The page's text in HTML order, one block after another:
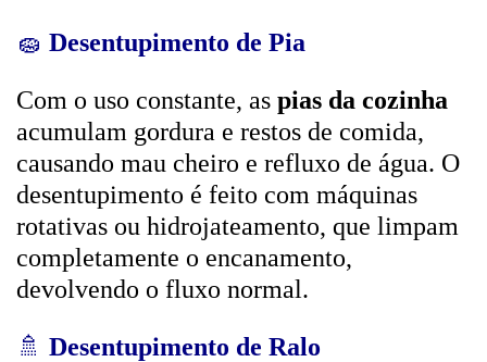
🧽 Desentupimento de Pia
Com o uso constante, as pias da cozinha
acumulam gordura e restos de comida,
causando mau cheiro e refluxo de água. O
desentupimento é feito com máquinas
rotativas ou hidrojateamento, que limpam
completamente o encanamento,
devolvendo o fluxo normal.
🚿 Desentupimento de Ralo